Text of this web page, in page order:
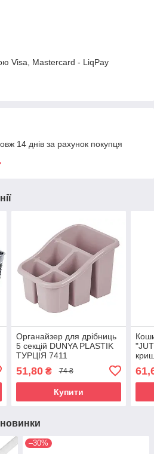
Visa, Mastercard - LiqPay
14 днів за рахунок покупця
Органайзер для дрібниць
5 секцій DUNYA PLASTIK
ТУРЦІЯ 7411
51,80₴ 74 ₴
Купити
новинки
–30%